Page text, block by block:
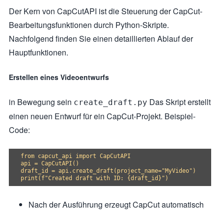
Der Kern von CapCutAPI ist die Steuerung der CapCut-
Bearbeitungsfunktionen durch Python-Skripte.
Nachfolgend finden Sie einen detaillierten Ablauf der
Hauptfunktionen.
Erstellen eines Videoentwurfs
in Bewegung sein create_draft.py Das Skript erstellt
einen neuen Entwurf für ein CapCut-Projekt. Beispiel-
Code:
from capcut_api import CapCutAPI
api = CapCutAPI()
draft_id = api.create_draft(project_name="MyVideo")
Nach der Ausführung erzeugt CapCut automatisch